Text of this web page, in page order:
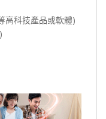
高科技產品或軟體)